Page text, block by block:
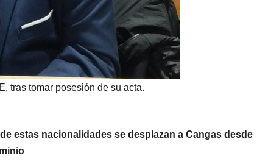
tras tomar posesión de su acta.
estas nacionalidades se desplazan a Cangas desde